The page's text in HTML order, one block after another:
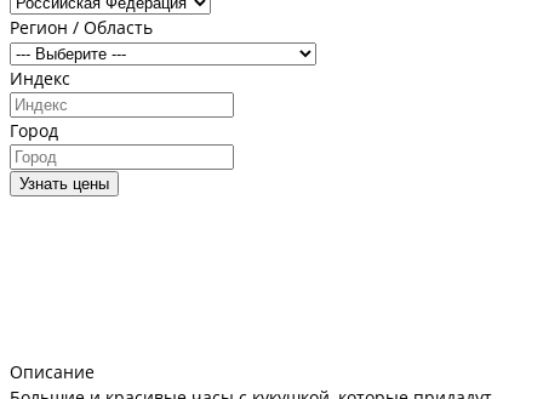
Регион / Область
Индекс
Город
Узнать цены
Описание